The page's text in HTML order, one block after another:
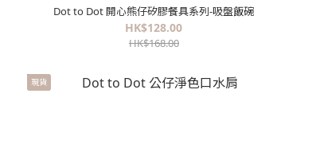
Dot to Dot 開心熊仔矽膠餐具系列-吸盤飯碗
HK$128.00
HK$168.00
現貨